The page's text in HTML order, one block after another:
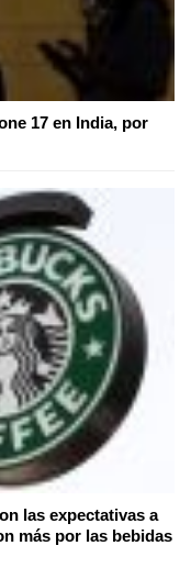
17 en India, por
las expectativas a
más por las bebidas